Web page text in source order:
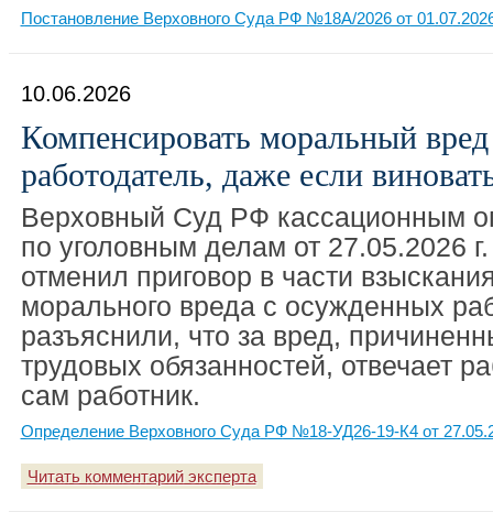
Постановление Верховного Суда РФ №18А/2026 от
10.06.2026
Компенсировать моральный
работодатель, даже если
Верховный Суд РФ кассационным
по уголовным делам от 27.05.2026
отменил приговор в части
морального вреда с осужденных
разъяснили, что за вред,
трудовых обязанностей, отвечает
сам работник.
Определение Верховного Суда РФ №18-УД26-19-К4 от
Читать комментарий эксперта